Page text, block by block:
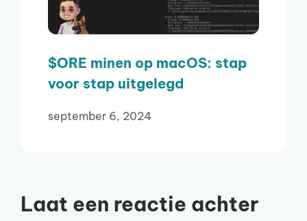
$ORE minen op macOS: stap
voor stap uitgelegd
september 6, 2024
Laat een reactie achter